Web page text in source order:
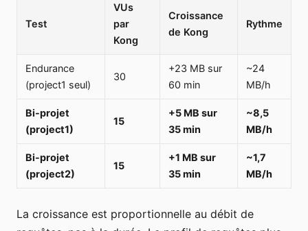
Test
VUs
par
Kong
Croissance
de Kong
Rythme
Endurance
(project1 seul)
30
+23 MB sur
60 min
~24
MB/h
Bi-projet
(project1)
15
+5 MB sur
35 min
~8,5
MB/h
Bi-projet
(project2)
15
+1 MB sur
35 min
~1,7
MB/h
La croissance est proportionnelle au débit de